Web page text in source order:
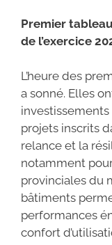
Premier
de l’exercice
L’heure des
a sonné. Elles
projets inscrits
relance et la
notamment
provinciales du
bâtiments
performances
confort